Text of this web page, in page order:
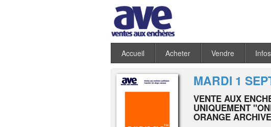
Accueil Acheter Vendre
MARDI 1
VENTE AUX
UNIQUEMENT
ORANGE